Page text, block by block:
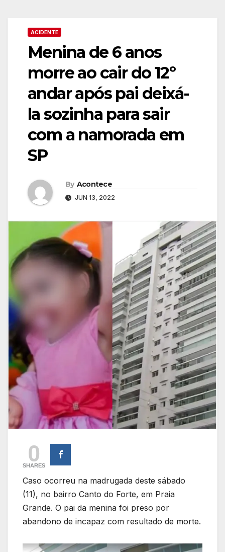
ACIDENTE
Menina de 6 anos
morre ao cair do 12º
andar após pai deixá-
la sozinha para sair
com a namorada em
SP
By Acontece
JUN 13, 2022
0
SHARES
Caso ocorreu na madrugada deste sábado
(11), no bairro Canto do Forte, em Praia
Grande. O pai da menina foi preso por
abandono de incapaz com resultado de morte.